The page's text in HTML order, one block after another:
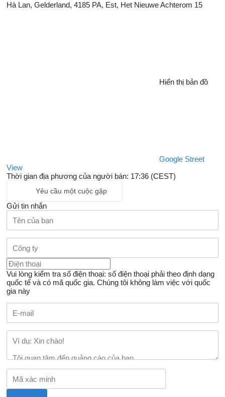
Hà Lan, Gelderland, 4185 PA, Est, Het Nieuwe Achterom 15
Hiển thị bản đồ
Google Street
View
Thời gian địa phương của người bán: 17:36 (CEST)
Yêu cầu một cuộc gặp
Gửi tin nhắn
Vui lòng kiểm tra số điện thoại: số điện thoại phải theo định dạng
quốc tế và có mã quốc gia. Chúng tôi không làm việc với quốc
gia này